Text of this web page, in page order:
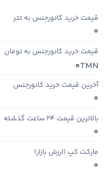
قیمت خرید کانورجنس به تتر
0
قیمت خرید کانورجنس به تومان
TMN
0
آخرین قیمت خرید کانورجنس
0
بالاترین قیمت ۲۴ ساعت گذشته
0
مارکت کپ (ارزش بازار)
0